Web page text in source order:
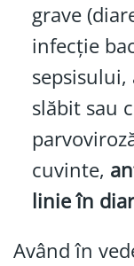
grave
infecție
slăbit sau
cuvinte,
linie în
Având în